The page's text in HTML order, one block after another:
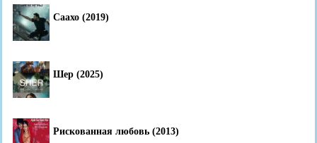
Саахо (2019)
Шер (2025)
Рискованная любовь (2013)